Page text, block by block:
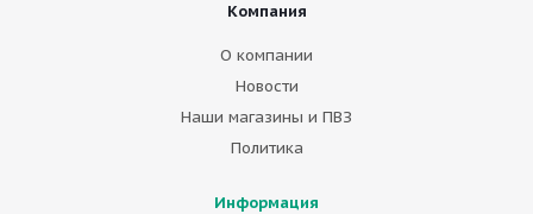
Компания
О компании
Новости
Наши магазины и ПВЗ
Политика
Информация